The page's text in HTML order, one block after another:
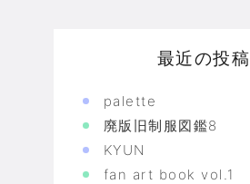
最近の投稿
palette
廃版旧制服図鑑8
KYUN
fan art book vol.1